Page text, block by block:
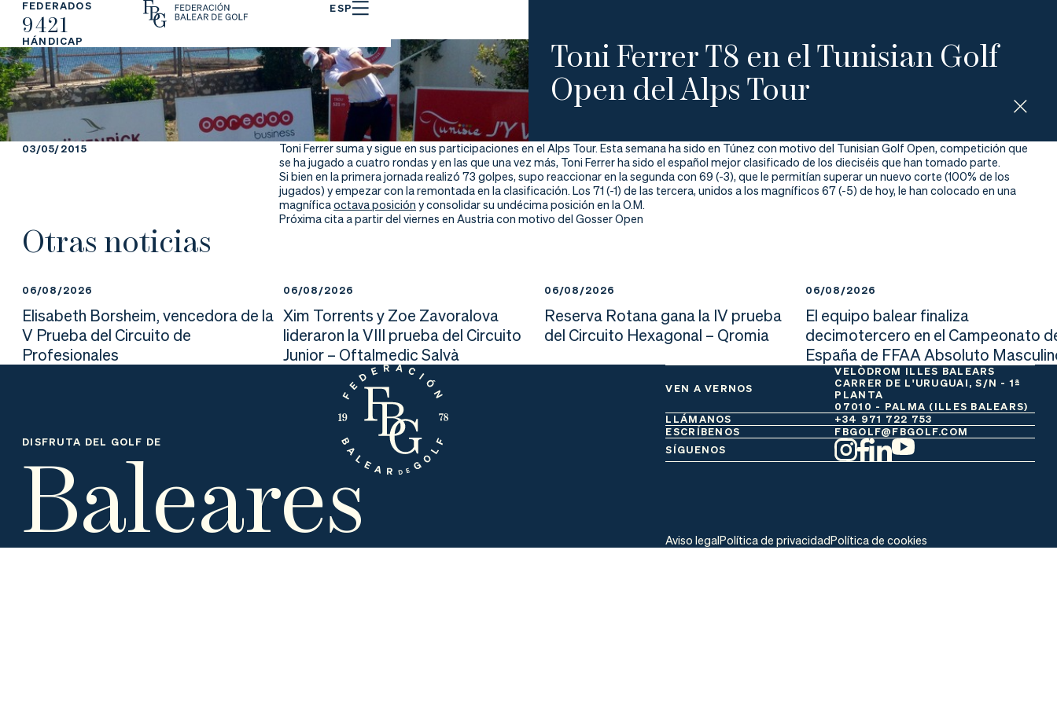
FEDERADOS
9421
HÁNDICAP
ESP
La
Fe
de
ra
ón
Fe
de
ra
rs
Ju
ga
r
Ap
re
nd
Ac
tu
ali
d
en
da
Toni Ferrer T8 en el Tunisian Golf
Open del Alps Tour
03/05/2015
Toni Ferrer suma y sigue en sus participaciones en el Alps Tour. Esta semana ha sido en Túnez con motivo del Tunisian Golf Open, competición que
se ha jugado a cuatro rondas y en las que una vez más, Toni Ferrer ha sido el español mejor clasificado de los dieciséis que han tomado parte.
Si bien en la primera jornada realizó 73 golpes, supo reaccionar en la segunda con 69 (-3), que le permitían superar un nuevo corte (100% de los
jugados) y empezar con la remontada en la clasificación. Los 71 (-1) de las tercera, unidos a los magníficos 67 (-5) de hoy, le han colocado en una
magníficaoctava posición y consolidar su undécima posición en la O.M.
Próxima cita a partir del viernes en Austria con motivo del Gosser Open
Otras noticias
06/08/2026
Elisabeth Borsheim, vencedora de la
V Prueba del Circuito de
Profesionales
06/08/2026
Xim Torrents y Zoe Zavoralova
lideraron la VIII prueba del Circuito
Junior – Oftalmedic Salvà
06/08/2026
Reserva Rotana gana la IV prueba
del Circuito Hexagonal – Qromia
06/08/2026
El equipo balear finaliza
decimotercero en el Campeonato
España de FFAA Absoluto
DISFRUTA DEL GOLF DE
Baleares
VEN A VERNOS
VELÒDROM ILLES BALEARS
CARRER DE L'URUGUAI, S/N - 1ª
PLANTA
07010 - PALMA (ILLES BALEARS)
LLÁMANOS
+34 971 722 753
ESCRÍBENOS
FBGOLF@FBGOLF.COM
SÍGUENOS
Aviso legalPolítica de privacidadPolítica de cookies